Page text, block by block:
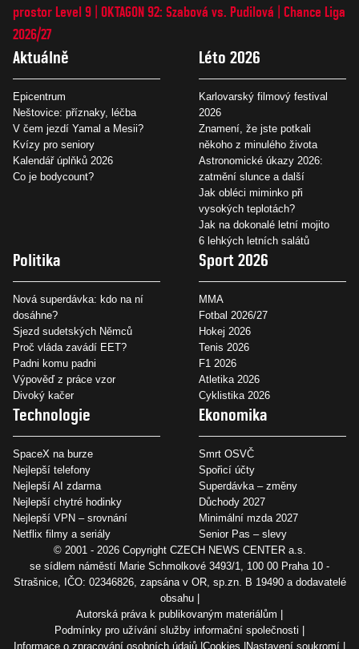
prostor Level 9 OKTAGON 92: Szabová vs. Pudilová
Chance Liga
2026/27
Aktuálně
Epicentrum
Neštovice: příznaky, léčba
V čem jezdí Yamal a Mesii?
Kvízy pro seniory
Kalendář úplňků 2026
Co je bodycount?
Léto 2026
Karlovarský filmový festival
2026
Znamení, že jste potkali
někoho z minulého života
Astronomické úkazy 2026:
zatmění slunce a další
Jak obléci miminko při
vysokých teplotách?
Jak na dokonalé letní mojito
6 lehkých letních salátů
Politika
Nová superdávka: kdo na ní
dosáhne?
Sjezd sudetských Němců
Proč vláda zavádí EET?
Padni komu padni
Výpověď z práce vzor
Divoký kačer
Sport 2026
MMA
Fotbal 2026/27
Hokej 2026
Tenis 2026
F1 2026
Atletika 2026
Cyklistika 2026
Technologie
SpaceX na burze
Nejlepší telefony
Nejlepší AI zdarma
Nejlepší chytré hodinky
Nejlepší VPN – srovnání
Netflix filmy a seriály
Ekonomika
Smrt OSVČ
Spořicí účty
Superdávka – změny
Důchody 2027
Minimální mzda 2027
Senior Pas – slevy
© 2001 - 2026 Copyright CZECH NEWS CENTER a.s.
se sídlem náměstí Marie Schmolkové 3493/1, 100 00 Praha 10 -
Strašnice, IČO: 02346826, zapsána v OR, sp.zn. B 19490 a dodavatelé
obsahu
Autorská práva k publikovaným materiálům
Podmínky pro užívání služby informační společnosti
Informace o zpracování osobních údajů Cookies Nastavení soukromí